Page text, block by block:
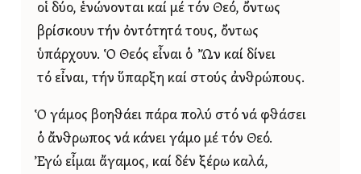
οἱ δύο, ἑνώνονται καί μέ τόν Θεό, ὄντως
βρίσκουν τήν ὀντότητά τους, ὄντως
ὑπάρχουν. Ὁ Θεός εἶναι ὁ Ὤν καί δίνει
τό εἶναι, τήν ὕπαρξη καί στούς ἀνθρώπους.
Ὁ γάμος βοηθάει πάρα πολύ στό νά φθάσει
ὁ ἄνθρωπος νά κάνει γάμο μέ τόν Θεό.
Ἐγώ εἶμαι ἄγαμος, καί δέν ξέρω καλά,